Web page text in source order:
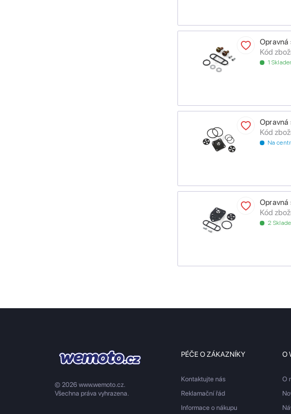
Opravná
Kód
1
Opravná
Kód
Na
Opravná
Kód
2
© 2026 www.wemoto.cz.
Všechna práva vyhrazena.
PÉČE O ZÁKAZNÍKY
Kontaktujte nás
Reklamační řád
Informace o nákupu
O
O